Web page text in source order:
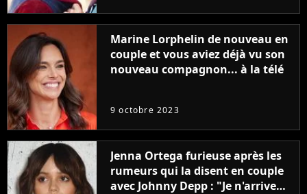
Marine Lorphelin de nouveau en
couple et vous aviez déjà vu son
nouveau compagnon... à la télé
9 octobre 2023
Jenna Ortega furieuse après les
rumeurs qui la disent en couple
avec Johnny Depp : "Je n'arrive